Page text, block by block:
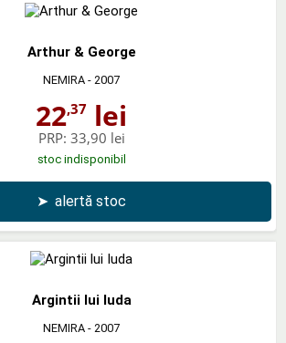
Arthur & George
NEMIRA - 2007
22,37 lei
PRP: 33,90 lei
stoc indisponibil
➤ alertă stoc
Argintii lui Iuda
NEMIRA - 2007